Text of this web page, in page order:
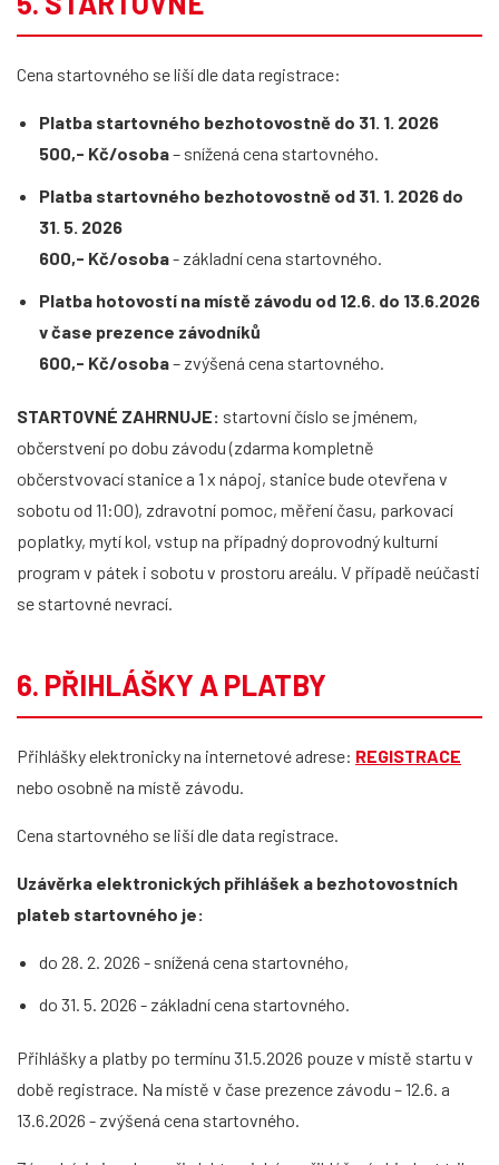
Cena startovného se liší dle data registrace:
Platba startovného bezhotovostně do 31. 1. 2026
500,- Kč/osoba– snížená cena startovného.
Platba startovného bezhotovostně od 31. 1. 2026 do
31. 5. 2026
600,- Kč/osoba- základní cena startovného.
Platba hotovostí na místě závodu od 12.6. do 13.6.2026
v čase prezence závodníků
600,- Kč/osoba– zvýšená cena startovného.
STARTOVNÉ ZAHRNUJE: startovní číslo se jménem,
občerstvení po dobu závodu (zdarma kompletně
občerstvovací stanice a 1 x nápoj, stanice bude otevřena v
sobotu od 11:00), zdravotní pomoc, měření času, parkovací
poplatky, mytí kol, vstup na případný doprovodný kulturní
program v pátek i sobotu v prostoru areálu. V případě neúčasti
se startovné nevrací.
6. PŘIHLÁŠKY A PLATBY
Přihlášky elektronicky na internetové adrese: REGISTRACE
nebo osobně na místě závodu.
Cena startovného se liší dle data registrace.
Uzávěrka elektronických přihlášek a bezhotovostních
plateb startovného je:
do 28. 2. 2026 - snížená cena startovného,
do 31. 5. 2026 - základní cena startovného.
Přihlášky a platby po termínu 31.5.2026 pouze v místě startu v
době registrace. Na místě v čase prezence závodu – 12.6. a
13.6.2026 - zvýšená cena startovného.